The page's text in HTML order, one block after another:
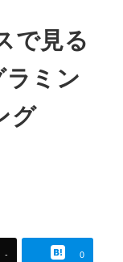
で見る
ミン
グ
- 0